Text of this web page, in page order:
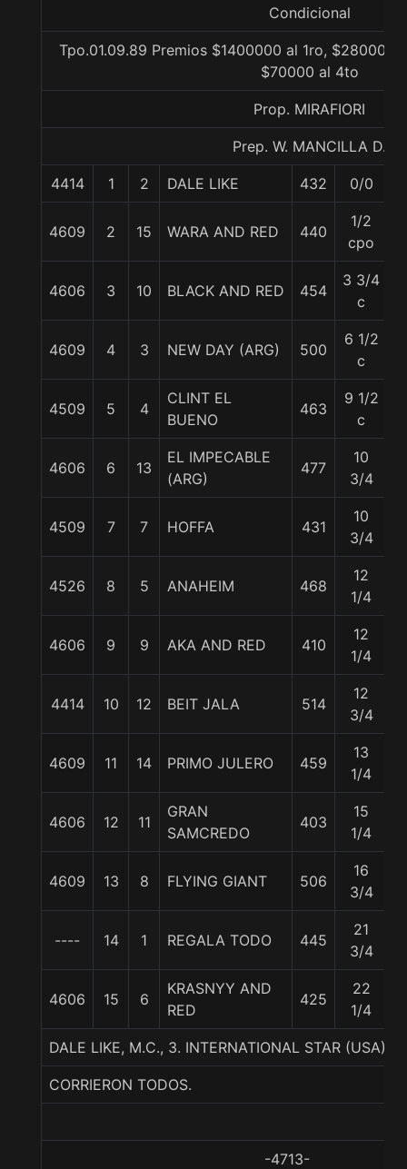
Condicional
Tpo.01.09.89 Premios $1400000 al 1ro, $280000
$70000 al 4to
Prop. MIRAFIORI
Prep. W. MANCILLA D.
4414 1 2 DALE LIKE 432 0/0
4609 2 15 WARA AND RED 440
1/2
cpo
4606 3 10 BLACK AND RED 454
3 3/4
c
4609 4 3 NEW DAY (ARG) 500
6 1/2
c
4509 5 4
CLINT EL
BUENO
463
9 1/2
c
4606 6 13
EL IMPECABLE
(ARG)
477
10
3/4
4509 7 7 HOFFA 431
10
3/4
4526 8 5 ANAHEIM 468
12
1/4
4606 9 9 AKA AND RED 410
12
1/4
4414 10 12 BEIT JALA 514
12
3/4
4609 11 14 PRIMO JULERO 459
13
1/4
4606 12 11
GRAN
SAMCREDO
403
15
1/4
4609 13 8 FLYING GIANT 506
16
3/4
---- 14 1 REGALA TODO 445
21
3/4
4606 15 6
KRASNYY AND
RED
425
22
1/4
DALE LIKE, M.C., 3. INTERNATIONAL STAR (USA)-
CORRIERON TODOS.
-4713-